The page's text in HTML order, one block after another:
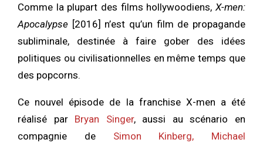
Comme la plupart des films hollywoodiens, X-men:
Apocalypse [2016] n’est qu’un film de propagande
subliminale, destinée à faire gober des idées
politiques ou civilisationnelles en même temps que
des popcorns.
Ce nouvel épisode de la franchise X-men a été
réalisé par Bryan Singer, aussi au scénario en
compagnie de Simon Kinberg, Michael